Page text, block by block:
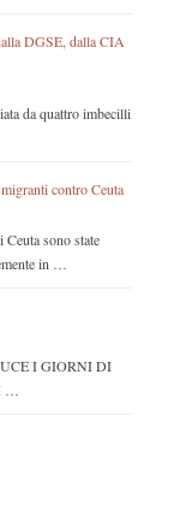
DGSE, dalla CIA
da quattro imbecilli
contro Ceuta
sono state
in …
I GIORNI DI